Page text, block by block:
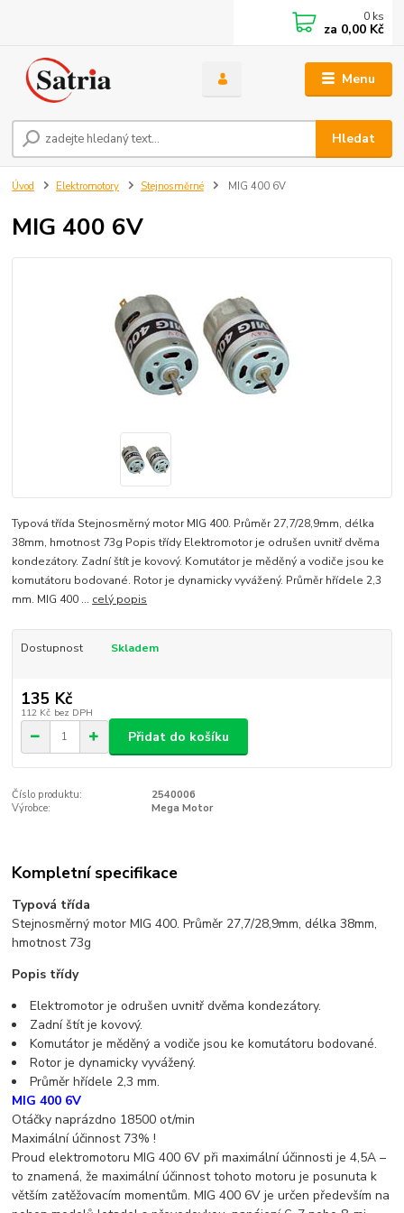
Menu
Hledat
0 ks
za 0,00 Kč
Úvod Elektromotory Stejnosměrné MIG 400 6V
MIG 400 6V
Typová třída Stejnosměrný motor MIG 400. Průměr 27,7/28,9mm, délka
38mm, hmotnost 73g Popis třídy Elektromotor je odrušen uvnitř dvěma
kondezátory. Zadní štít je kovový. Komutátor je měděný a vodiče jsou ke
komutátoru bodované. Rotor je dynamicky vyvážený. Průměr hřídele 2,3
mm. MIG 400 ... celý popis
Dostupnost Skladem
135 Kč
112 Kč bez DPH
Přidat do košíku
Číslo produktu:
2540006
Výrobce:
Mega Motor
Kompletní specifikace
Typová třída
Stejnosměrný motor MIG 400. Průměr 27,7/28,9mm, délka 38mm,
hmotnost 73g
Popis třídy
Elektromotor je odrušen uvnitř dvěma kondezátory.
Zadní štít je kovový.
Komutátor je měděný a vodiče jsou ke komutátoru bodované.
Rotor je dynamicky vyvážený.
Průměr hřídele 2,3 mm.
MIG 400 6V
Otáčky naprázdno 18500 ot/min
Maximální účinnost 73% !
Proud elektromotoru MIG 400 6V při maximální účinnosti je 4,5A –
to znamená, že maximální účinnost tohoto motoru je posunuta k
větším zatěžovacím momentům. MIG 400 6V je určen především na